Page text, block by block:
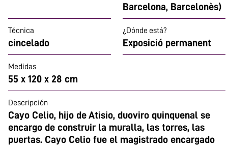
Barcelona, Barcelonès)
Técnica
cincelado
¿Dónde está?
Exposició permanent
Medidas
55 x 120 x 28 cm
Descripción
Cayo Celio, hijo de Atisio, duoviro quinquenal se
encargo de construir la muralla, las torres, las
puertas. Cayo Celio fue el magistrado encargado